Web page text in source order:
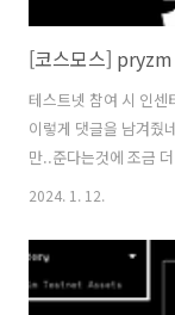
[코스모스]
테스트넷 참여 시 인센
이렇게 댓글을 남겨줬
만..준다는것에 조금
hl=ko​ 2. pryzm
다. 제일 오른쪽 상단
2024. 1. 12.